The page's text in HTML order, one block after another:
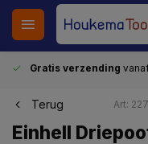
Gratis verzending
Terug Art:
Einhell